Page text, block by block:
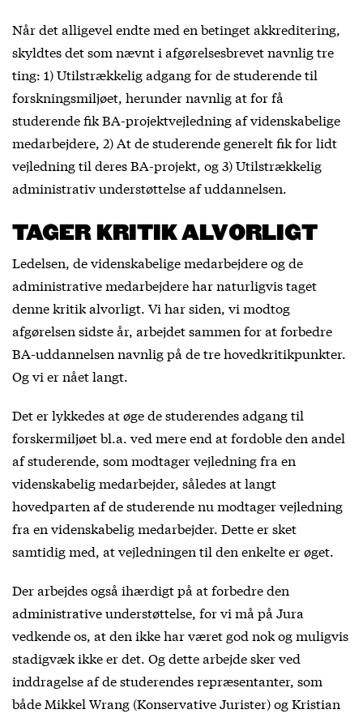
Når det alligevel endte med en betinget akkreditering,
skyldtes det som nævnt i afgørelsesbrevet navnlig tre
ting: 1) Utilstrækkelig adgang for de studerende til
forskningsmiljøet, herunder navnlig at for få
studerende fik BA-projektvejledning af videnskabelige
medarbejdere, 2) At de studerende generelt fik for lidt
vejledning til deres BA-projekt, og 3) Utilstrækkelig
administrativ understøttelse af uddannelsen.
TAGER KRITIK ALVORLIGT
Ledelsen, de videnskabelige medarbejdere og de
administrative medarbejdere har naturligvis taget
denne kritik alvorligt. Vi har siden, vi modtog
afgørelsen sidste år, arbejdet sammen for at forbedre
BA-uddannelsen navnlig på de tre hovedkritikpunkter.
Og vi er nået langt.
Det er lykkedes at øge de studerendes adgang til
forskermiljøet bl.a. ved mere end at fordoble den andel
af studerende, som modtager vejledning fra en
videnskabelig medarbejder, således at langt
hovedparten af de studerende nu modtager vejledning
fra en videnskabelig medarbejder. Dette er sket
samtidig med, at vejledningen til den enkelte er øget.
Der arbejdes også ihærdigt på at forbedre den
administrative understøttelse, for vi må på Jura
vedkende os, at den ikke har været god nok og muligvis
stadigvæk ikke er det. Og dette arbejde sker ved
inddragelse af de studerendes repræsentanter, som
både Mikkel Wrang (Konservative Jurister) og Kristian